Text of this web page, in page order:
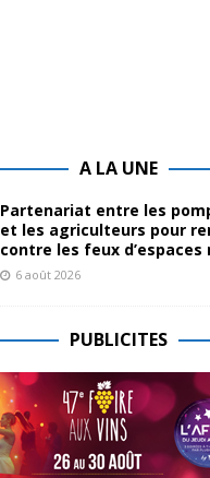
A LA UNE
Partenariat entre les
et les agriculteurs pour
contre les feux d’espaces
6 août 2026
PUBLICITES